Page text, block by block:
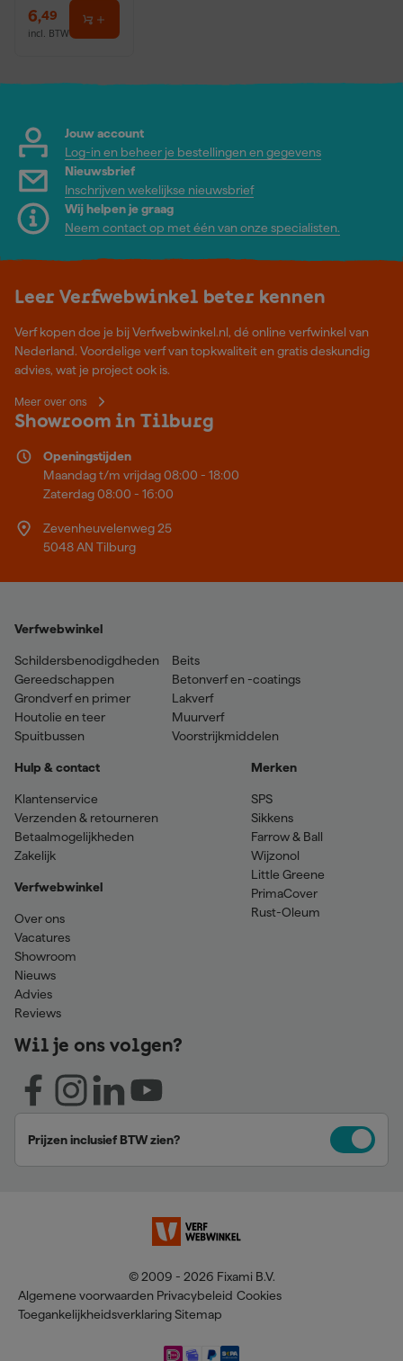
6,49
incl. BTW
Jouw account
Log-in en beheer je bestellingen en gegevens
Nieuwsbrief
Inschrijven wekelijkse nieuwsbrief
Wij helpen je graag
Neem contact op met één van onze specialisten.
Leer Verfwebwinkel beter kennen
Verf kopen doe je bij Verfwebwinkel.nl, dé online verfwinkel van
Nederland. Voordelige verf van topkwaliteit en gratis deskundig
advies, wat je project ook is.
Meer over ons
Showroom in Tilburg
Openingstijden
Maandag t/m vrijdag 08:00 - 18:00
Zaterdag 08:00 - 16:00
Zevenheuvelenweg 25
5048 AN Tilburg
Verfwebwinkel
Schildersbenodigdheden
Gereedschappen
Grondverf en primer
Houtolie en teer
Spuitbussen
Beits
Betonverf en -coatings
Lakverf
Muurverf
Voorstrijkmiddelen
Hulp & contact
Klantenservice
Verzenden & retourneren
Betaalmogelijkheden
Zakelijk
Verfwebwinkel
Over ons
Vacatures
Showroom
Nieuws
Advies
Reviews
Merken
SPS
Sikkens
Farrow & Ball
Wijzonol
Little Greene
PrimaCover
Rust-Oleum
Wil je ons volgen?
Prijzen inclusief BTW zien?
© 2009 - 2026 Fixami B.V.
Algemene voorwaarden Privacybeleid Cookies
Toegankelijkheidsverklaring Sitemap